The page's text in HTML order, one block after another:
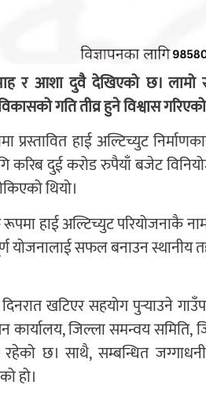
र आशा दुवै देखिएको छ।
गति तीव्र हुने विश्वास
प्रस्तावित हाई अल्टिच्युट
करिब दुई करोड रुपैयाँ बजेट
थियो।
हाई अल्टिच्युट परियोजनाकै
योजनालाई सफल बनाउन स्थानीय
खटिएर सहयोग पुर्‍याउने
कार्यालय, जिल्ला समन्वय
रहेको छ। साथै, सम्बन्धित
हो।